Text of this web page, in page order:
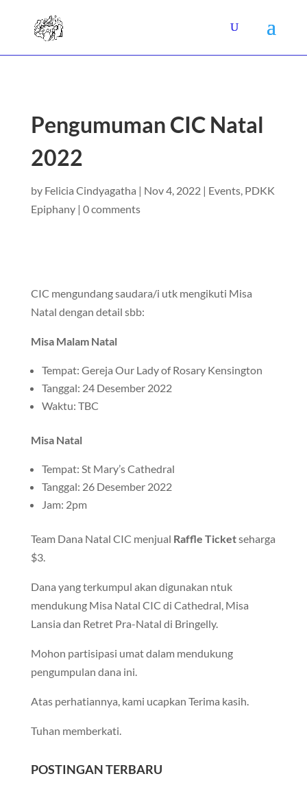
Pengumuman CIC Natal
2022
by Felicia Cindyagatha | Nov 4, 2022| Events, PDKK
Epiphany| 0 comments
CIC mengundang saudara/i utk mengikuti Misa
Natal dengan detail sbb:
Misa Malam Natal
Tempat: Gereja Our Lady of Rosary Kensington
Tanggal: 24 Desember 2022
Waktu: TBC
Misa Natal
Tempat: St Mary’s Cathedral
Tanggal: 26 Desember 2022
Jam: 2pm
Team Dana Natal CIC menjual Raffle Ticketseharga
$3.
Dana yang terkumpul akan digunakan ntuk
mendukung Misa Natal CIC di Cathedral, Misa
Lansia dan Retret Pra-Natal di Bringelly.
Mohon partisipasi umat dalam mendukung
pengumpulan dana ini.
Atas perhatiannya, kami ucapkan Terima kasih.
Tuhan memberkati.
POSTINGAN TERBARU